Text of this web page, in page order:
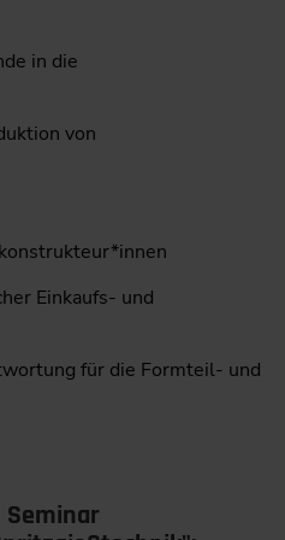
in die
von
Einkaufs- und
für die Formteil- und